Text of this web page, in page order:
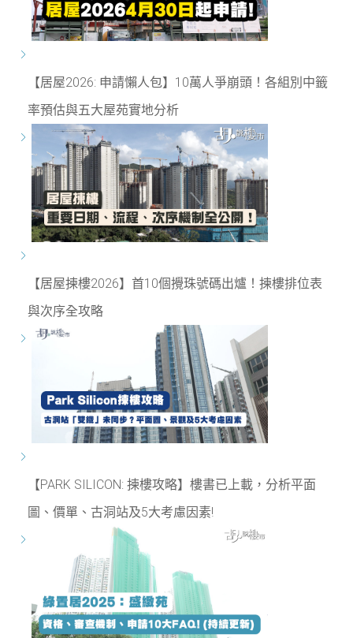
【居屋2026: 申請懶人包】10萬人爭崩頭！各組別中籤
率預估與五大屋苑實地分析
【居屋揀樓2026】首10個攪珠號碼出爐！揀樓排位表
與次序全攻略
【PARK SILICON: 揀樓攻略】樓書已上載，分析平面
圖、價單、古洞站及5大考慮因素!